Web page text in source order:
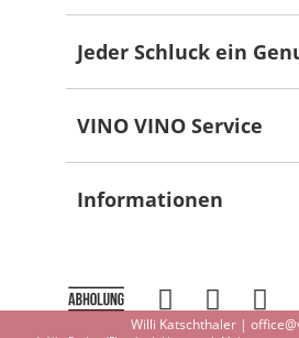
Jeder Schluck ein
VINO VINO Service
Informationen
Willi Katschthaler |